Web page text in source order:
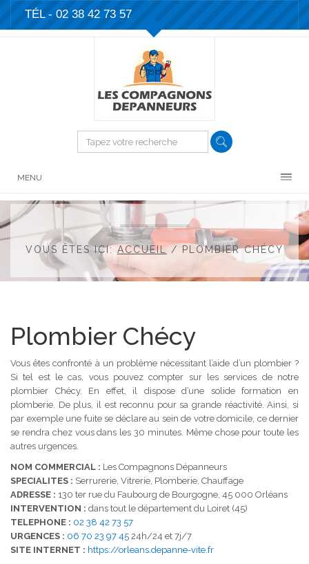
TÉL - 02 38 42 73 57
MENU
VOUS ÊTES ICI:ACCUEIL/ PLOMBIER CHÉCY
Plombier Chécy
Vous êtes confronté à un problème nécessitant l’aide d’un plombier ?
Si tel est le cas, vous pouvez compter sur les services de notre
plombier Chécy. En effet, il dispose d’une solide formation en
plomberie. De plus, il est reconnu pour sa grande réactivité. Ainsi, si
par exemple une fuite se déclare au sein de votre domicile, ce dernier
se rendra chez vous dans les 30 minutes. Même chose pour toute les
autres urgences.
NOM COMMERCIAL : Les Compagnons Dépanneurs
SPECIALITES : Serrurerie, Vitrerie, Plomberie, Chauffage
ADRESSE : 130 ter rue du Faubourg de Bourgogne, 45 000 Orléans
INTERVENTION : dans tout le département du Loiret (45)
TELEPHONE : 02 38 42 73 57
URGENCES : 06 70 23 97 45 24h/24 et 7j/7
SITE INTERNET : https://orleans.depanne-vite.fr